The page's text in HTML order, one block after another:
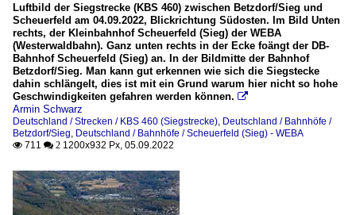
Luftbild der Siegstrecke (KBS 460) zwischen Betzdorf/Sieg und
Scheuerfeld am 04.09.2022, Blickrichtung Südosten. Im Bild Unten
rechts, der Kleinbahnhof Scheuerfeld (Sieg) der WEBA
(Westerwaldbahn). Ganz unten rechts in der Ecke foängt der DB-
Bahnhof Scheuerfeld (Sieg) an. In der Bildmitte der Bahnhof
Betzdorf/Sieg. Man kann gut erkennen wie sich die Siegstecke
dahin schlängelt, dies ist mit ein Grund warum hier nicht so hohe
Geschwindigkeiten gefahren werden können. 
Armin Schwarz
Deutschland / Strecken / KBS 460 (Siegstrecke) Deutschland / Bahnhöfe /
Betzdorf/Sieg Deutschland / Bahnhöfe / Scheuerfeld (Sieg) - WEBA
 711  2 1200x932 Px, 05.09.2022